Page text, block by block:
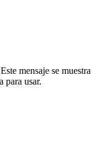
mensaje se muestra
para usar.